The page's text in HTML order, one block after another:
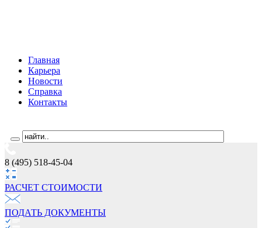
Главная
Карьера
Новости
Справка
Контакты
8 (495) 518-45-04
РАСЧЕТ СТОИМОCТИ
ПОДАТЬ ДОКУМЕНТЫ